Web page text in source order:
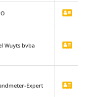
Wuyts bvba
Expert